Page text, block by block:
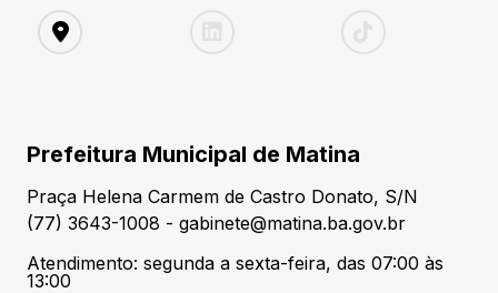
Prefeitura Municipal de Matina
Praça Helena Carmem de Castro Donato, S/N
(77) 3643-1008 - gabinete@matina.ba.gov.br
Atendimento: segunda a sexta-feira, das 07:00 às
13:00